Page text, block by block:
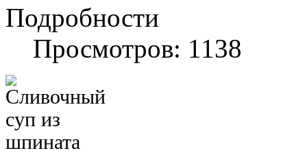
Подробности
Просмотров: 1138